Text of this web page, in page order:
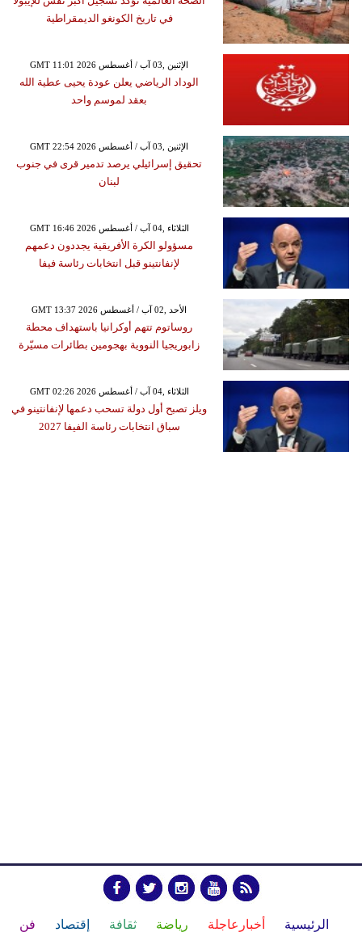
في تاريخ الكونغو الديمقراطية
GMT 11:01 2026 الإثنين ,03 آب / أغسطس
الوداد الرياضي يعلن عودة يحيى عطية الله
بعقد لموسم واحد
GMT 22:54 2026 الإثنين ,03 آب / أغسطس
تحقيق إسرائيلي يرصد تدمير قرى في جنوب
لبنان
GMT 16:46 2026 الثلاثاء ,04 آب / أغسطس
مسؤولو الكرة الأفريقية يجددون دعمهم
لإنفانتينو قبل انتخابات رئاسة فيفا
GMT 13:37 2026 الأحد ,02 آب / أغسطس
روساتوم تتهم أوكرانيا باستهداف محطة
زابوريجيا النووية بهجومين بطائرات مسيّرة
GMT 02:26 2026 الثلاثاء ,04 آب / أغسطس
ويلز تصبح أول دولة تسحب دعمها لإنفانتينو في
سباق انتخابات رئاسة الفيفا 2027
الرئيسية أخبارعاجلة رياضة ثقافة إقتصاد فن